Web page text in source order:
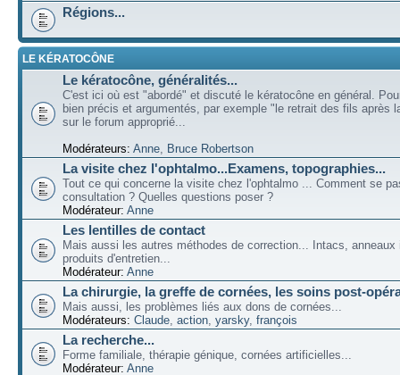
Régions...
LE KÉRATOCÔNE
Le kératocône, généralités...
C'est ici où est "abordé" et discuté le kératocône en général.
bien précis et argumentés, par exemple "le retrait des fils après
sur le forum approprié...
Modérateurs: Anne, Bruce Robertson
La visite chez l'ophtalmo...Examens, topographies...
Tout ce qui concerne la visite chez l'ophtalmo ... Comment se
consultation ? Quelles questions poser ?
Modérateur: Anne
Les lentilles de contact
Mais aussi les autres méthodes de correction... Intacs, anneaux
produits d'entretien...
Modérateur: Anne
La chirurgie, la greffe de cornées, les soins post-
Mais aussi, les problèmes liés aux dons de cornées...
Modérateurs: Claude, action, yarsky, françois
La recherche...
Forme familiale, thérapie génique, cornées artificielles...
Modérateur: Anne